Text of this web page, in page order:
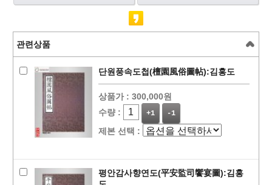
관련상품
단원풍속도첩(檀園風俗圖帖):김홍도
상품가 : 300,000원
수량 :
+1 -1
제본 선택 :
평안감사향연도(平安監司饗宴圖):김홍